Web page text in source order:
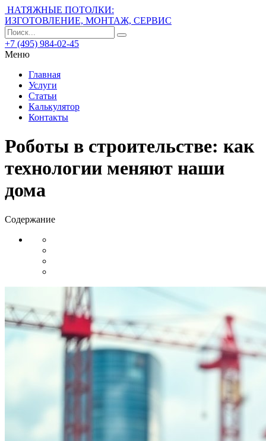
НАТЯЖНЫЕ ПОТОЛКИ:
ИЗГОТОВЛЕНИЕ, МОНТАЖ, СЕРВИС
+7 (495) 984-02-45
Меню
Главная
Услуги
Статьи
Калькулятор
Контакты
Роботы в строительстве: как
технологии меняют наши
дома
Содержание